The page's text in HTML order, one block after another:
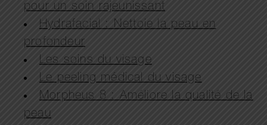
pour un soin rajeunissant
Hydrafacial : Nettoie la peau en
profondeur
Les soins du visage
Le peeling médical du visage
Morpheus 8 : Améliore la qualité de la
peau